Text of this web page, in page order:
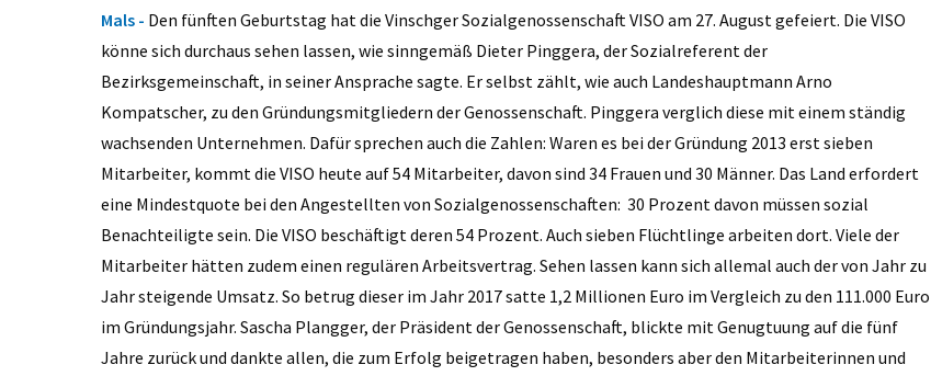
Mals - Den fünften Geburtstag hat die Vinschger Sozialgenossenschaft VISO am 27. August gefeiert. Die VISO
könne sich durchaus sehen lassen, wie sinngemäß Dieter Pinggera, der Sozialreferent der
Bezirksgemeinschaft, in seiner Ansprache sagte. Er selbst zählt, wie auch Landeshauptmann Arno
Kompatscher, zu den Gründungsmitgliedern der Genossenschaft. Pinggera verglich diese mit einem ständig
wachsenden Unternehmen. Dafür sprechen auch die Zahlen: Waren es bei der Gründung 2013 erst sieben
Mitarbeiter, kommt die VISO heute auf 54 Mitarbeiter, davon sind 34 Frauen und 30 Männer. Das Land erfordert
eine Mindestquote bei den Angestellten von Sozialgenossenschaften: 30 Prozent davon müssen sozial
Benachteiligte sein. Die VISO beschäftigt deren 54 Prozent. Auch sieben Flüchtlinge arbeiten dort. Viele der
Mitarbeiter hätten zudem einen regulären Arbeitsvertrag. Sehen lassen kann sich allemal auch der von Jahr zu
Jahr steigende Umsatz. So betrug dieser im Jahr 2017 satte 1,2 Millionen Euro im Vergleich zu den 111.000 Euro
im Gründungsjahr. Sascha Plangger, der Präsident der Genossenschaft, blickte mit Genugtuung auf die fünf
Jahre zurück und dankte allen, die zum Erfolg beigetragen haben, besonders aber den Mitarbeiterinnen und